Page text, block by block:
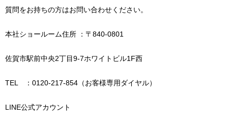
質問をお持ちの方はお問い合わせください。
本社ショールーム住所 ：〒840-0801
佐賀市駅前中央2丁目9-7ホワイトビル1F西
TEL ：0120-217-854（お客様専用ダイヤル）
LINE公式アカウント